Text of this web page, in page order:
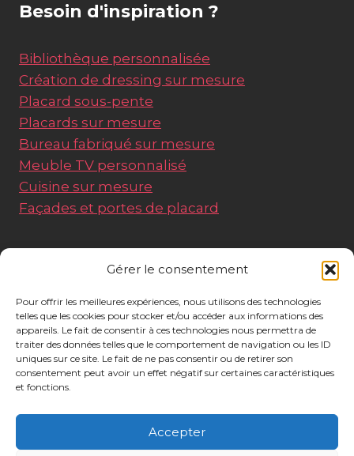
Gérer le consentement
Pour offrir les meilleures expériences, nous utilisons des technologies
telles que les cookies pour stocker et/ou accéder aux informations des
appareils. Le fait de consentir à ces technologies nous permettra de
traiter des données telles que le comportement de navigation ou les ID
uniques sur ce site. Le fait de ne pas consentir ou de retirer son
consentement peut avoir un effet négatif sur certaines caractéristiques
et fonctions.
Accepter
Besoin d'inspiration ?
Bibliothèque personnalisée
Création de dressing sur mesure
Placard sous-pente
Placards sur mesure
Bureau fabriqué sur mesure
Meuble TV personnalisé
Cuisine sur mesure
Façades et portes de placard
Liens utiles
A propos
Nos réalisations
Charte d'engagements
Blog